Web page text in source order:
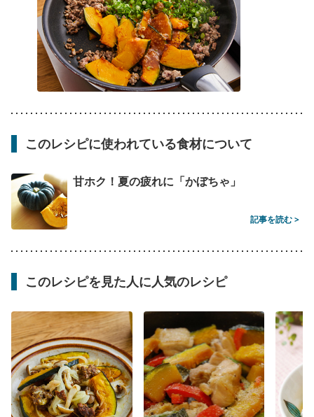
このレシピに使われている食材について
甘ホク！夏の疲れに「かぼちゃ」
記事を読む >
このレシピを見た人に人気のレシピ